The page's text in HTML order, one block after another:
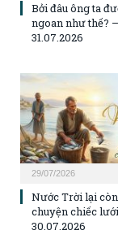
Bởi đâu ông ta
ngoan như thế?
31.07.2026
29/07/2026
Nước Trời lại
chuyện chiếc
30.07.2026